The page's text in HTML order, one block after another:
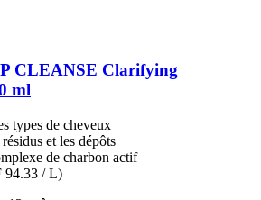
CLEANSE Clarifying
ml
types de cheveux
et les dépôts
de charbon actif
94.33 / L)